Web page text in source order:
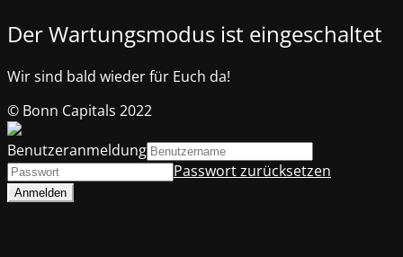
Der Wartungsmodus ist eingeschaltet
Wir sind bald wieder für Euch da!
© Bonn Capitals 2022
Benutzeranmeldung
Passwort zurücksetzen